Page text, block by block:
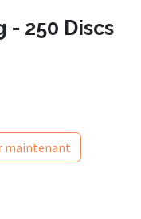
- 250 Discs
maintenant